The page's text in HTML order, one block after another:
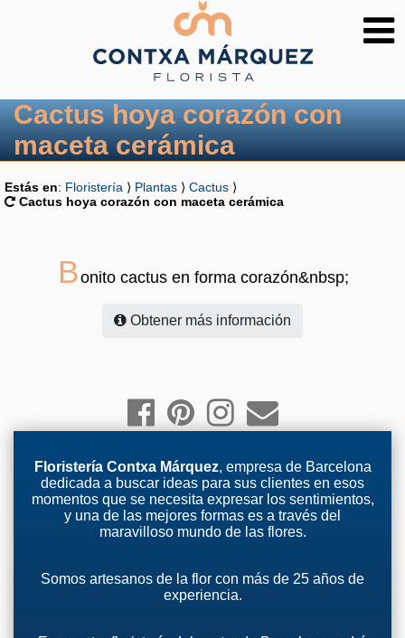
Cactus hoya corazón con
maceta cerámica
Estás en: Floristería ⟩ Plantas ⟩ Cactus ⟩
Cactus hoya corazón con maceta cerámica
Bonito cactus en forma corazón&nbsp;
Obtener más información
Floristería Contxa Márquez, empresa de Barcelona
dedicada a buscar ideas para sus clientes en esos
momentos que se necesita expresar los sentimientos,
y una de las mejores formas es a través del
maravilloso mundo de las flores.
Somos artesanos de la flor con más de 25 años de
experiencia.